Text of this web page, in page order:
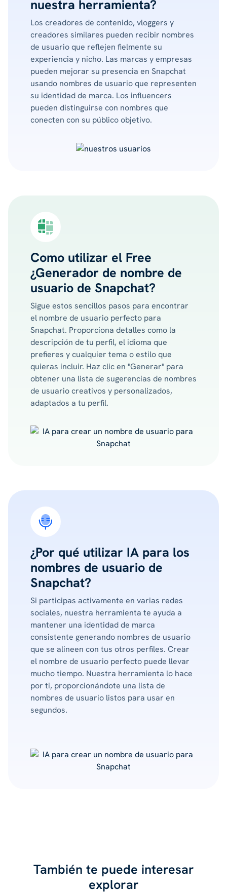
nuestra herramienta?
Los creadores de contenido, vloggers y
creadores similares pueden recibir nombres
de usuario que reflejen fielmente su
experiencia y nicho. Las marcas y empresas
pueden mejorar su presencia en Snapchat
usando nombres de usuario que representen
su identidad de marca. Los influencers
pueden distinguirse con nombres que
conecten con su público objetivo.
Como utilizar el Free
¿Generador de nombre de
usuario de Snapchat?
Sigue estos sencillos pasos para encontrar
el nombre de usuario perfecto para
Snapchat. Proporciona detalles como la
descripción de tu perfil, el idioma que
prefieres y cualquier tema o estilo que
quieras incluir. Haz clic en "Generar" para
obtener una lista de sugerencias de nombres
de usuario creativos y personalizados,
adaptados a tu perfil.
¿Por qué utilizar IA para los
nombres de usuario de
Snapchat?
Si participas activamente en varias redes
sociales, nuestra herramienta te ayuda a
mantener una identidad de marca
consistente generando nombres de usuario
que se alineen con tus otros perfiles. Crear
el nombre de usuario perfecto puede llevar
mucho tiempo. Nuestra herramienta lo hace
por ti, proporcionándote una lista de
nombres de usuario listos para usar en
segundos.
También te puede interesar
explorar